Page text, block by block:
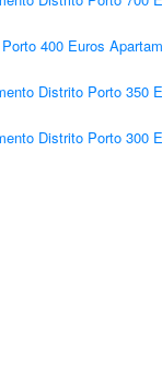
400 Euros
Distrito Porto 350
Distrito Porto 300